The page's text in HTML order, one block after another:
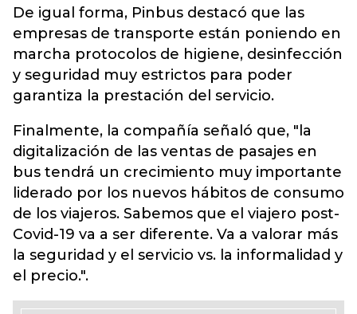
De igual forma, Pinbus destacó que las
empresas de transporte están poniendo en
marcha protocolos de higiene, desinfección
y seguridad muy estrictos para poder
garantiza la prestación del servicio.
Finalmente, la compañía señaló que, "la
digitalización de las ventas de pasajes en
bus tendrá un crecimiento muy importante
liderado por los nuevos hábitos de consumo
de los viajeros. Sabemos que el viajero post-
Covid-19 va a ser diferente. Va a valorar más
la seguridad y el servicio vs. la informalidad y
el precio.".